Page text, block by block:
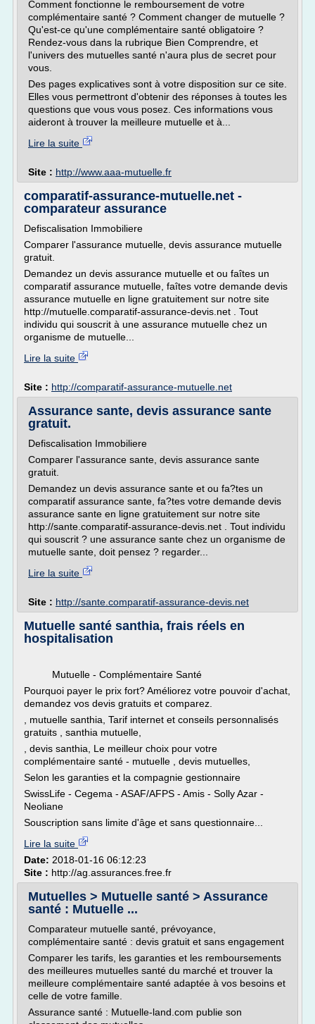
Comment fonctionne le remboursement de votre
complémentaire santé ? Comment changer de mutuelle ?
Qu'est-ce qu'une complémentaire santé obligatoire ?
Rendez-vous dans la rubrique Bien Comprendre, et
l'univers des mutuelles santé n'aura plus de secret pour
vous.
Des pages explicatives sont à votre disposition sur ce site.
Elles vous permettront d'obtenir des réponses à toutes les
questions que vous vous posez. Ces informations vous
aideront à trouver la meilleure mutuelle et à...
Lire la suite
Site : http://www.aaa-mutuelle.fr
comparatif-assurance-mutuelle.net -
comparateur assurance
Defiscalisation Immobiliere
Comparer l'assurance mutuelle, devis assurance mutuelle
gratuit.
Demandez un devis assurance mutuelle et ou faîtes un
comparatif assurance mutuelle, faîtes votre demande devis
assurance mutuelle en ligne gratuitement sur notre site
http://mutuelle.comparatif-assurance-devis.net . Tout
individu qui souscrit à une assurance mutuelle chez un
organisme de mutuelle...
Lire la suite
Site : http://comparatif-assurance-mutuelle.net
Assurance sante, devis assurance sante
gratuit.
Defiscalisation Immobiliere
Comparer l'assurance sante, devis assurance sante
gratuit.
Demandez un devis assurance sante et ou fa?tes un
comparatif assurance sante, fa?tes votre demande devis
assurance sante en ligne gratuitement sur notre site
http://sante.comparatif-assurance-devis.net . Tout individu
qui souscrit ? une assurance sante chez un organisme de
mutuelle sante, doit pensez ? regarder...
Lire la suite
Site : http://sante.comparatif-assurance-devis.net
Mutuelle santé santhia, frais réels en
hospitalisation
Mutuelle - Complémentaire Santé
Pourquoi payer le prix fort? Améliorez votre pouvoir d'achat,
demandez vos devis gratuits et comparez.
, mutuelle santhia, Tarif internet et conseils personnalisés
gratuits , santhia mutuelle,
, devis santhia, Le meilleur choix pour votre
complémentaire santé - mutuelle , devis mutuelles,
Selon les garanties et la compagnie gestionnaire
SwissLife - Cegema - ASAF/AFPS - Amis - Solly Azar -
Neoliane
Souscription sans limite d'âge et sans questionnaire...
Lire la suite
Date: 2018-01-16 06:12:23
Site : http://ag.assurances.free.fr
Mutuelles > Mutuelle santé > Assurance
santé : Mutuelle ...
Comparateur mutuelle santé, prévoyance,
complémentaire santé : devis gratuit et sans engagement
Comparer les tarifs, les garanties et les remboursements
des meilleures mutuelles santé du marché et trouver la
meilleure complémentaire santé adaptée à vos besoins et
celle de votre famille.
Assurance santé : Mutuelle-land.com publie son